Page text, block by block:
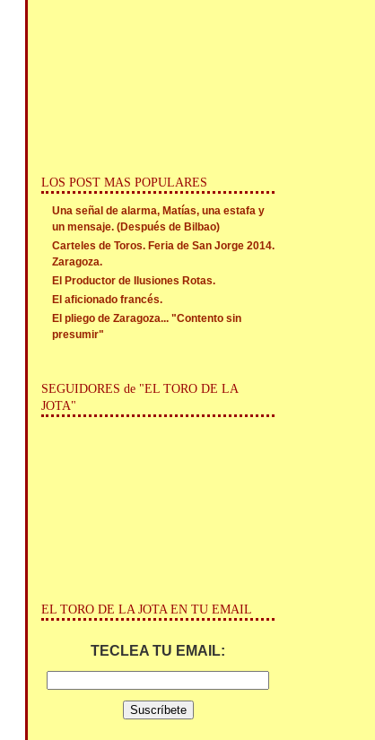
LOS POST MAS POPULARES
Una señal de alarma, Matías, una estafa y
un mensaje. (Después de Bilbao)
Carteles de Toros. Feria de San Jorge 2014.
Zaragoza.
El Productor de Ilusiones Rotas.
El aficionado francés.
El pliego de Zaragoza... "Contento sin
presumir"
SEGUIDORES de "EL TORO DE LA
JOTA"
EL TORO DE LA JOTA EN TU EMAIL
TECLEA TU EMAIL: